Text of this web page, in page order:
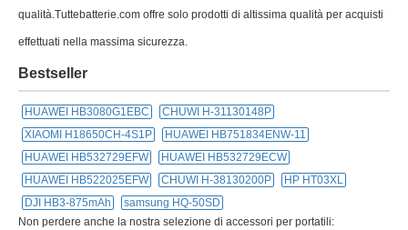
qualità.Tuttebatterie.com offre solo prodotti di altissima qualità per acquisti
effettuati nella massima sicurezza.
Bestseller
HUAWEI HB3080G1EBC
CHUWI H-31130148P
XIAOMI H18650CH-4S1P
HUAWEI HB751834ENW-11
HUAWEI HB532729EFW
HUAWEI HB532729ECW
HUAWEI HB522025EFW
CHUWI H-38130200P
HP HT03XL
DJI HB3-875mAh
samsung HQ-50SD
Non perdere anche la nostra selezione di accessori per portatili: